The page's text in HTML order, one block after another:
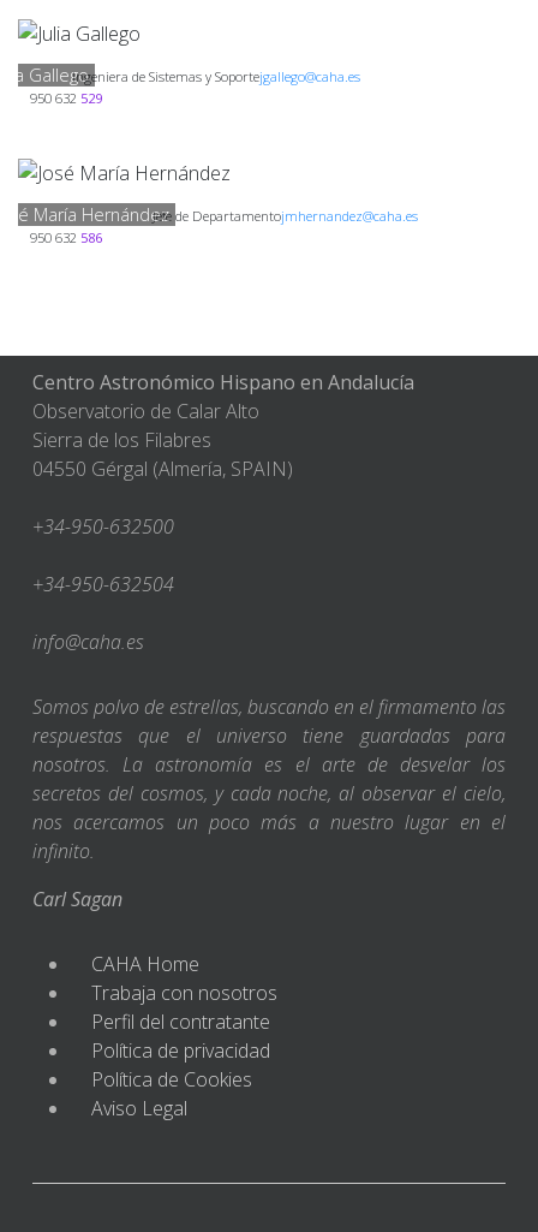
GallegoIngeniera de Sistemas y Soportejgallego@caha.es
950 632 529
María HernándezJefe de Departamentojmhernandez@caha.es
950 632 586
Centro Astronómico Hispano en Andalucía
Observatorio de Calar Alto
Sierra de los Filabres
04550 Gérgal (Almería, SPAIN)
+34-950-632500
+34-950-632504
info@caha.es
Somos polvo de estrellas, buscando en el firmamento las
respuestas que el universo tiene guardadas para
nosotros. La astronomía es el arte de desvelar los
secretos del cosmos, y cada noche, al observar el cielo,
nos acercamos un poco más a nuestro lugar en el
infinito.
Carl Sagan
CAHA Home
Trabaja con nosotros
Perfil del contratante
Política de privacidad
Política de Cookies
Aviso Legal